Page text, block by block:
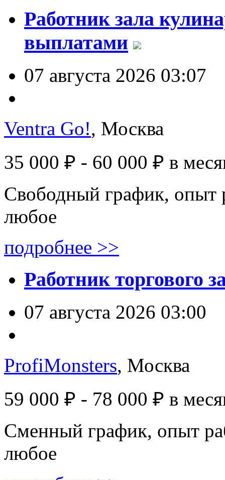
Работник зала
выплатами
07 августа 2026 03:07
Ventra Go!, Москва
35 000 ₽ - 60 000 ₽ в
Свободный график, опыт
любое
подробнее >>
Работник торгового
07 августа 2026 03:00
ProfiMonsters, Москва
59 000 ₽ - 78 000 ₽ в
Сменный график, опыт
любое